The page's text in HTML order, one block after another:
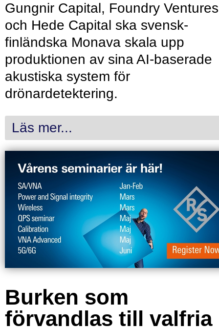
Gungnir Capital, Foundry Ventures
och Hede Capital ska svensk-
finländska Monava skala upp
produktionen av sina AI-baserade
akustiska system för
drönardetektering.
Läs mer...
Burken som
förvandlas till valfria